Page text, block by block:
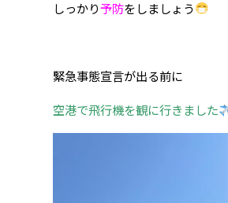
しっかり予防をしましょう
緊急事態宣言が出る前に
空港で飛行機を観に行きました